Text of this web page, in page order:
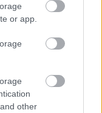
or app.
other